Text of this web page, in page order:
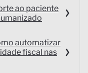
ao paciente
automatizar
fiscal nas